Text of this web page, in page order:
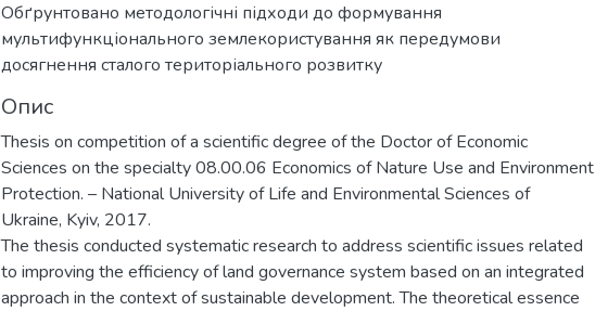
Обґрунтовано методологічні підходи до формування
мультифункціонального землекористування як передумови
досягнення сталого територіального розвитку
Опис
Thesis on competition of a scientific degree of the Doctor of Economic
Sciences on the specialty 08.00.06 Economics of Nature Use and Environment
Protection. – National University of Life and Environmental Sciences of
Ukraine, Kyiv, 2017.
The thesis conducted systematic research to address scientific issues related
to improving the efficiency of land governance system based on an integrated
approach in the context of sustainable development. The theoretical essence